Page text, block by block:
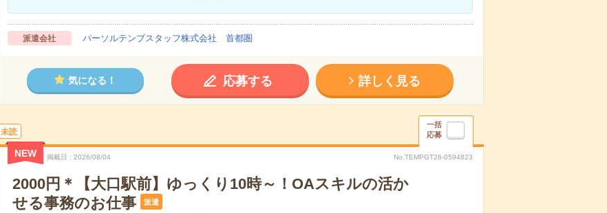
派遣会社 パーソルテンプスタッフ株式会社 首都圏
気になる！ 応募する 詳しく見る
未読
一括
応募
NEW 掲載日 2026/08/04 No.TEMPGT26-0594823
2000円＊【大口駅前】ゆっくり10時～！OAスキルの活か
せる事務のお仕事
派遣